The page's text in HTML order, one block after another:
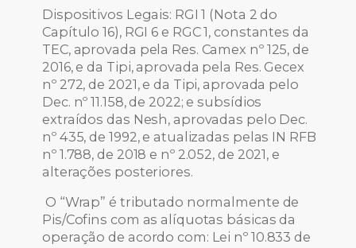
Dispositivos Legais: RGI 1 (Nota 2 do
Capítulo 16), RGI 6 e RGC 1, constantes da
TEC, aprovada pela Res. Camex nº 125, de
2016, e da Tipi, aprovada pela Res. Gecex
nº 272, de 2021, e da Tipi, aprovada pelo
Dec. nº 11.158, de 2022; e subsídios
extraídos das Nesh, aprovadas pelo Dec.
nº 435, de 1992, e atualizadas pelas IN RFB
nº 1.788, de 2018 e nº 2.052, de 2021, e
alterações posteriores.
O “Wrap” é tributado normalmente de
Pis/Cofins com as alíquotas básicas da
operação de acordo com: Lei nº 10.833 de